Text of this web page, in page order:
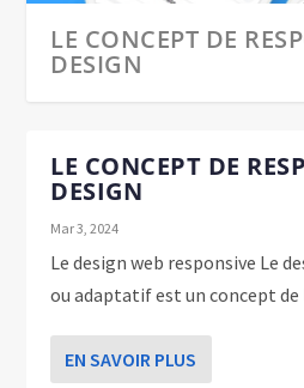
LE CONCEPT DE
DESIGN
LE CONCEPT DE
DESIGN
Mar 3, 2024
Le design web responsive Le
ou adaptatif est un concept de
EN SAVOIR PLUS